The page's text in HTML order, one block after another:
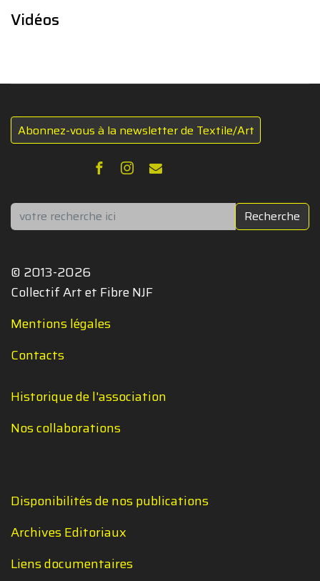
Vidéos
Abonnez-vous à la newsletter de Textile/Art
Rechercher Recherche
© 2013-2026
Collectif Art et Fibre NJF
Mentions légales
Contacts
Historique de l'association
Nos collaborations
Disponibilités de nos publications
Archives Editoriaux
Liens documentaires